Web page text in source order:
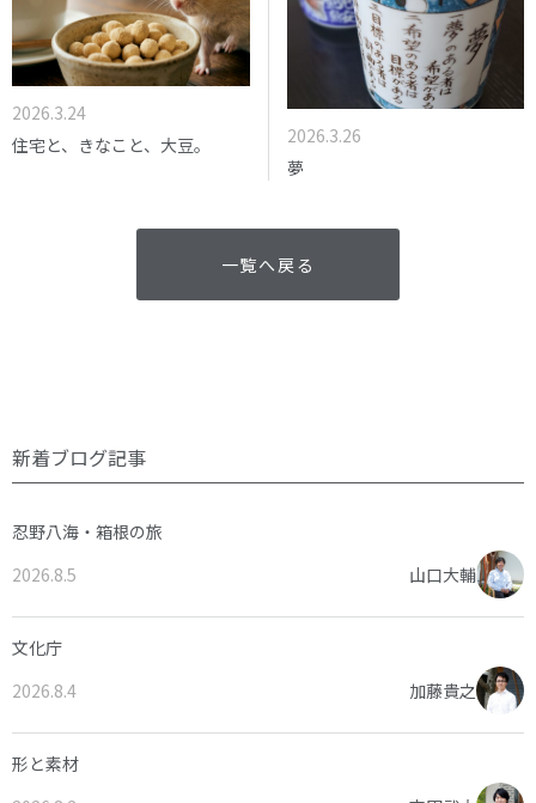
2026.3.24
住宅と、きなこと、大豆。
2026.3.26
夢
一覧へ戻る
新着ブログ記事
忍野八海・箱根の旅
2026.8.5
山口大輔
文化庁
2026.8.4
加藤貴之
形と素材